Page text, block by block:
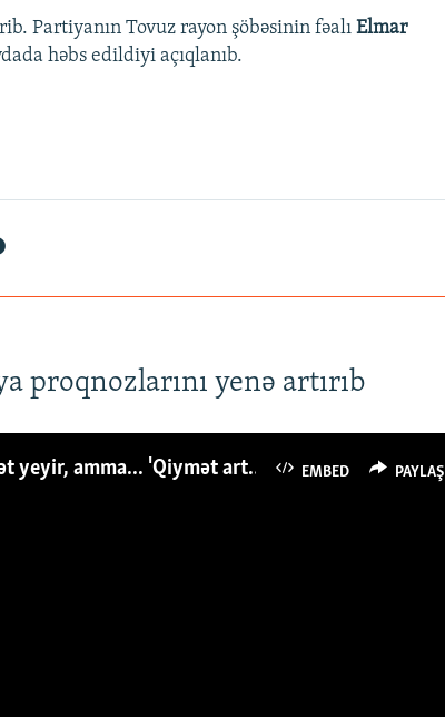
Partiyanın Tovuz rayon şöbəsinin fəalı Elmar
həbs edildiyi açıqlanıb.
yenə artırıb
EMBED PAYLAŞ
Azərbaycanlı avropalıdan iki dəfə az ət yeyir, amma... 'Qiymət artımı qaçılmazdır'